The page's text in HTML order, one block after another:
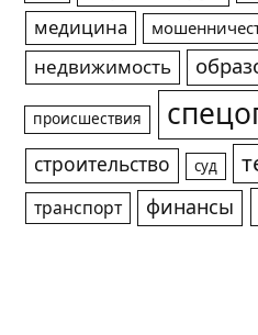
медицина
недвижимость
происшествия
строительство суд
транспорт финансы